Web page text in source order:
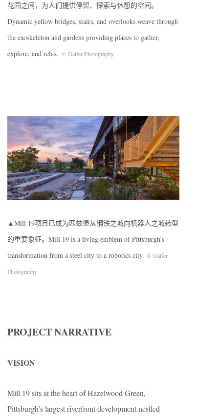
花园之间，为人们提供停留、探索与休憩的空间。
Dynamic yellow bridges, stairs, and overlooks weave through
the exoskeleton and gardens providing places to gather,
explore, and relax. © Gaffer Photography
▲Mill 19项目已成为匹兹堡从钢铁之城向机器人之城转型
的重要象征。Mill 19 is a living emblem of Pittsburgh’s
transformation from a steel city to a robotics city. © Gaffer
Photography
PROJECT NARRATIVE
VISION
Mill 19 sits at the heart of Hazelwood Green,
Pittsburgh’s largest riverfront development nestled